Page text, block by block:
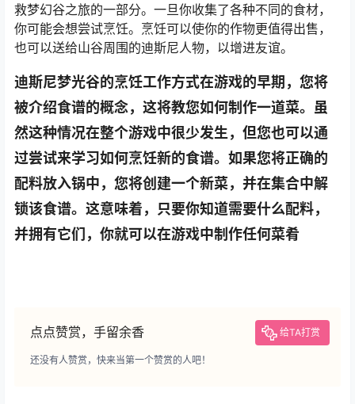
救梦幻谷之旅的一部分。一旦你收集了各种不同的食材，
你可能会想尝试烹饪。烹饪可以使你的作物更值得出售，
也可以送给山谷周围的迪斯尼人物，以增进友谊。
迪斯尼梦光谷的烹饪工作方式在游戏的早期，您将
被介绍食谱的概念，这将教您如何制作一道菜。虽
然这种情况在整个游戏中很少发生，但您也可以通
过尝试来学习如何烹饪新的食谱。如果您将正确的
配料放入锅中，您将创建一个新菜，并在集合中解
锁该食谱。这意味着，只要你知道需要什么配料，
并拥有它们，你就可以在游戏中制作任何菜肴
点点赞赏，手留余香 给TA打赏
还没有人赞赏，快来当第一个赞赏的人吧！